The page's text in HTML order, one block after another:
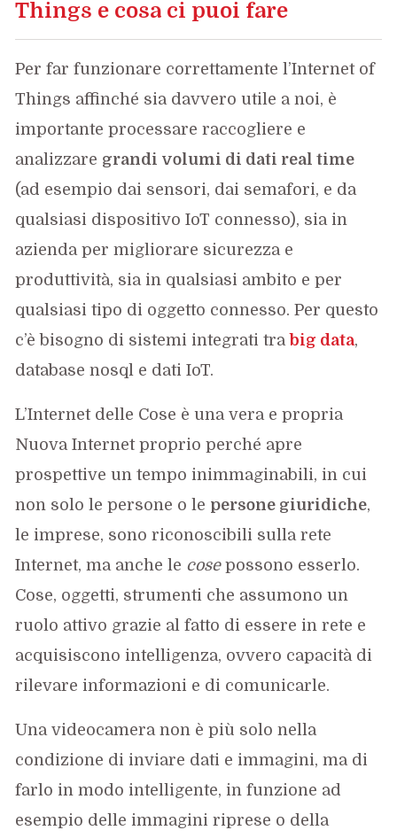
Things e cosa ci puoi fare
Per far funzionare correttamente l’Internet of
Things affinché sia davvero utile a noi, è
importante processare raccogliere e
analizzare grandi volumi di dati real time
(ad esempio dai sensori, dai semafori, e da
qualsiasi dispositivo IoT connesso), sia in
azienda per migliorare sicurezza e
produttività, sia in qualsiasi ambito e per
qualsiasi tipo di oggetto connesso. Per questo
c’è bisogno di sistemi integrati tra big data,
database nosql e dati IoT.
L’Internet delle Cose è una vera e propria
Nuova Internet proprio perché apre
prospettive un tempo inimmaginabili, in cui
non solo le persone o le persone giuridiche,
le imprese, sono riconoscibili sulla rete
Internet, ma anche le cosepossono esserlo.
Cose, oggetti, strumenti che assumono un
ruolo attivo grazie al fatto di essere in rete e
acquisiscono intelligenza, ovvero capacità di
rilevare informazioni e di comunicarle.
Una videocamera non è più solo nella
condizione di inviare dati e immagini, ma di
farlo in modo intelligente, in funzione ad
esempio delle immagini riprese o della